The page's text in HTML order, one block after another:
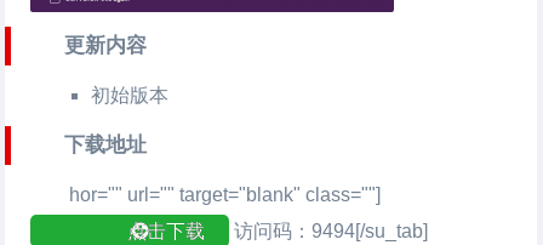
更新内容
初始版本
下载地址
hor="" url="" target="blank" class=""]
点击下载
访问码：9494[/su_tab]